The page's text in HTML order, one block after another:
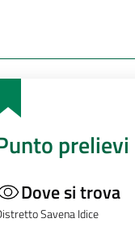
prelievi
Dove si trova
Savena Idice